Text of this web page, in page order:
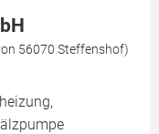
56070 Steffenshof)